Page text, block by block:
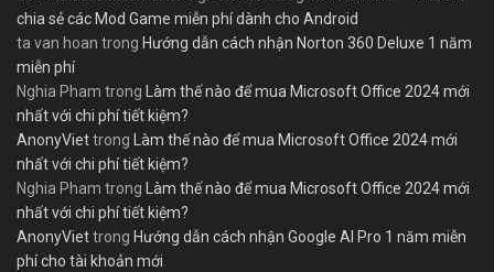
chia sẻ các Mod Game miễn phí dành cho Android
ta van hoan trong Hướng dẫn cách nhận Norton 360 Deluxe 1 năm
miễn phí
Nghia Pham trong Làm thế nào để mua Microsoft Office 2024 mới
nhất với chi phí tiết kiệm?
AnonyViettrong Làm thế nào để mua Microsoft Office 2024 mới
nhất với chi phí tiết kiệm?
Nghia Pham trong Làm thế nào để mua Microsoft Office 2024 mới
nhất với chi phí tiết kiệm?
AnonyViettrong Hướng dẫn cách nhận Google AI Pro 1 năm miễn
phí cho tài khoản mới